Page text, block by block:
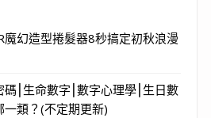
魔幻造型捲髮器8秒搞定初秋浪漫
碼⎮生命數字⎮數字心理學⎮生日數
類？(不定期更新)